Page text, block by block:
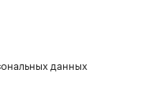
данных